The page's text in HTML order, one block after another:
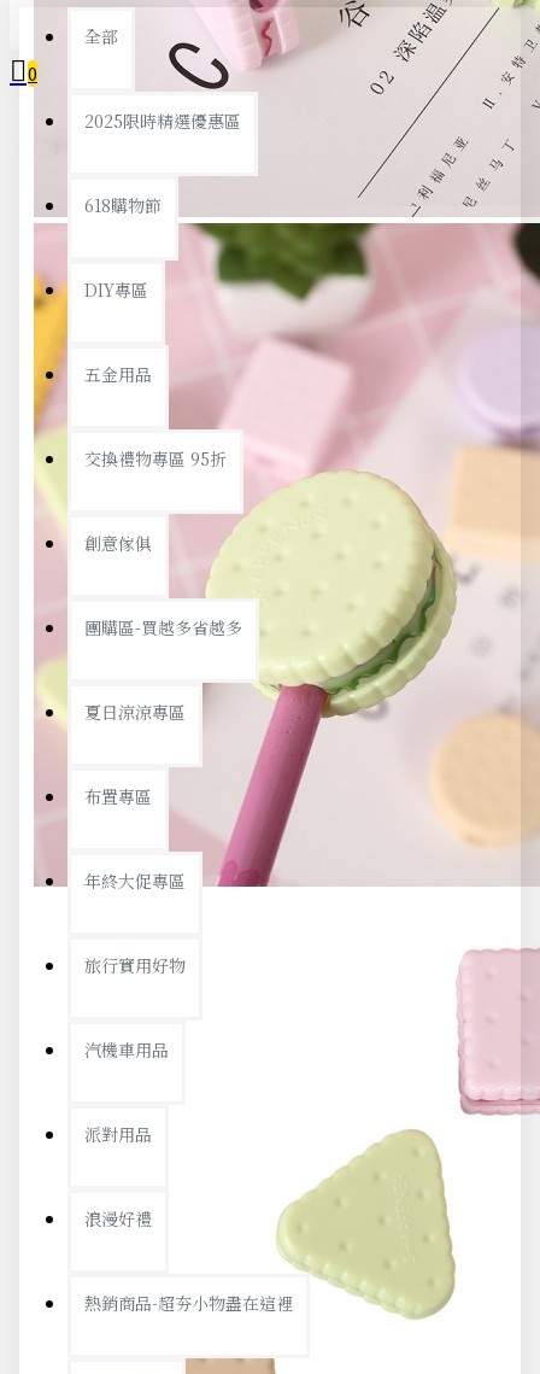
全部
2025限時精選優惠區
618購物節
DIY專區
五金用品
交換禮物專區 95折
創意傢俱
團購區-買越多省越多
夏日涼涼專區
布置專區
年終大促專區
旅行實用好物
汽機車用品
派對用品
浪漫好禮
熱銷商品-超夯小物盡在這裡
0
您的購物車內沒有商品！